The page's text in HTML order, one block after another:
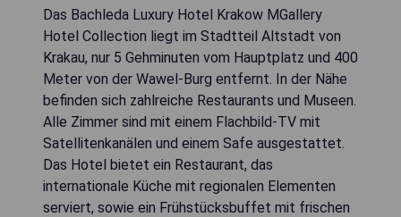
Das Bachleda Luxury Hotel Krakow MGallery
Hotel Collection liegt im Stadtteil Altstadt von
Krakau, nur 5 Gehminuten vom Hauptplatz und 400
Meter von der Wawel-Burg entfernt. In der Nähe
befinden sich zahlreiche Restaurants und Museen.
Alle Zimmer sind mit einem Flachbild-TV mit
Satellitenkanälen und einem Safe ausgestattet.
Das Hotel bietet ein Restaurant, das
internationale Küche mit regionalen Elementen
serviert, sowie ein Frühstücksbuffet mit frischen